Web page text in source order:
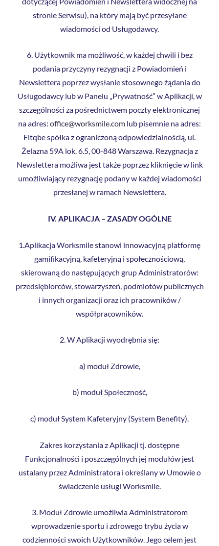
stronie Serwisu), na który mają być przesyłane
wiadomości od Usługodawcy.
6. Użytkownik ma możliwość, w każdej chwili i bez
podania przyczyny rezygnacji z Powiadomień i
Newslettera poprzez wysłanie stosownego żądania do
Usługodawcy lub w Panelu „Prywatność” w Aplikacji, w
szczególności za pośrednictwem poczty elektronicznej
na adres: office@worksmile.com lub pisemnie na adres:
Fitqbe spółka z ograniczoną odpowiedzialnością, ul.
Żelazna 59A lok. 6.5, 00-848 Warszawa. Rezygnacja z
Newslettera możliwa jest także poprzez kliknięcie w link
umożliwiający rezygnację podany w każdej wiadomości
przesłanej w ramach Newslettera.
IV. APLIKACJA – ZASADY OGÓLNE
1.Aplikacja Worksmile stanowi innowacyjną platformę
gamifikacyjną, kafeteryjną i społecznościową,
skierowaną do następujących grup Administratorów:
przedsiębiorców, stowarzyszeń, podmiotów publicznych
i innych organizacji oraz ich pracowników /
współpracowników.
2. W Aplikacji wyodrębnia się:
a) moduł Zdrowie,
b) moduł Społeczność,
c) moduł System Kafeteryjny (System Benefity).
Zakres korzystania z Aplikacji tj. dostępne
Funkcjonalności i poszczególnych jej modułów jest
ustalany przez Administratora i określany w Umowie o
świadczenie usługi Worksmile.
3. Moduł Zdrowie umożliwia Administratorom
wprowadzenie sportu i zdrowego trybu życia w
codzienności swoich Użytkowników. Jego celem jest